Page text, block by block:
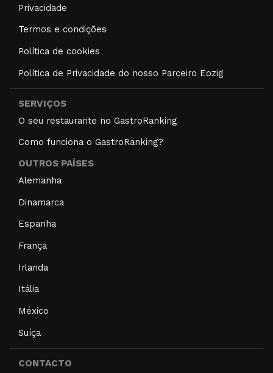
Privacidade
Termos e condições
Política de cookies
Política de Privacidade do nosso Parceiro Eozig
SERVIÇOS
O seu restaurante no GastroRanking
Como funciona o GastroRanking?
OUTROS PAÍSES
Alemanha
Dinamarca
Espanha
França
Irlanda
Itália
México
Suíça
CONTACTO